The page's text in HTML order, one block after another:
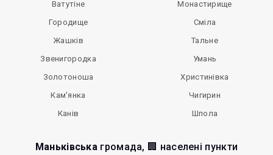
Ватутіне
Городище
Жашків
Звенигородка
Золотоноша
Кам'янка
Канів
Монастирище
Сміла
Тальне
Умань
Христинівка
Чигирин
Шпола
Маньківська громада, 🏢 населені пункти